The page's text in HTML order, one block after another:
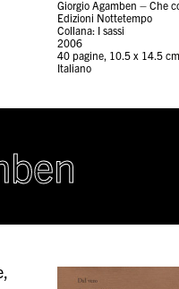
Giorgio Agamben – Che
Edizioni Nottetempo
Collana: I sassi
2006
40 pagine, 10.5 x 14.5 cm
Italiano